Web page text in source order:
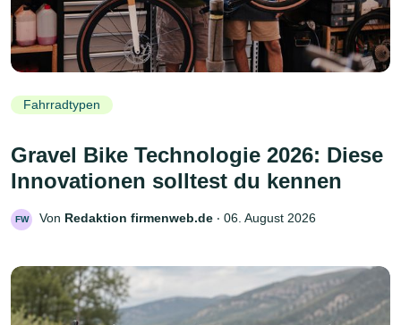
Fahrradtypen
Gravel Bike Technologie 2026: Diese
Innovationen solltest du kennen
FW Von Redaktion firmenweb.de ‧ 06. August 2026